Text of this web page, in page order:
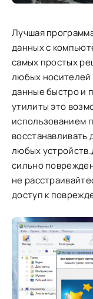
Лучшая
данных с
самых простых
любых
данные быстро и
утилиты это
использованием
восстанавливать
любых
сильно
не
доступ к